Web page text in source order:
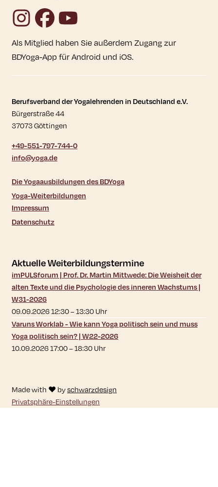
InstagramFacebookYouTube
Als Mitglied haben Sie außerdem Zugang zur
BDYoga-App für Android und iOS.
Kontaktdaten und weitere Links
Berufsverband der Yogalehrenden in Deutschland e.V.
Bürgerstraße 44
37073 Göttingen
+49-551-797-744-0
info@yoga.de
Die Yogaausbildungen des BDYoga
Yoga-Weiterbildungen
Impressum
Datenschutz
Aktuelle Weiterbildungstermine
imPULSforum | Prof. Dr. Martin Mittwede: Die Weisheit der
alten Texte und die Psychologie des inneren Wachstums |
W31-2026
09.09.2026 12:30–13:30Uhr
Varuns Worklab - Wie kann Yoga politisch sein und muss
Yoga politisch sein? | W22-2026
10.09.2026 17:00–18:30Uhr
Made with ♥ byschwarzdesign
Privatsphäre-Einstellungen